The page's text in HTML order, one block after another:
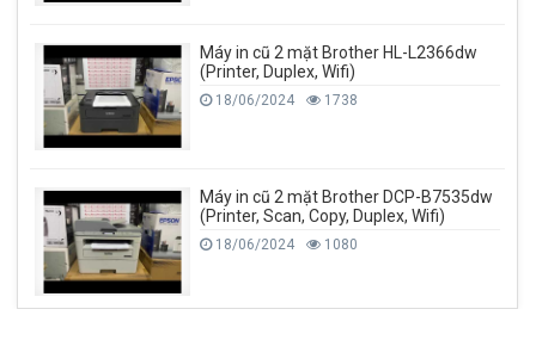
Máy in cũ 2 mặt Brother HL-L2366dw
(Printer, Duplex, Wifi)
18/06/2024 1738
Máy in cũ 2 mặt Brother DCP-B7535dw
(Printer, Scan, Copy, Duplex, Wifi)
18/06/2024 1080